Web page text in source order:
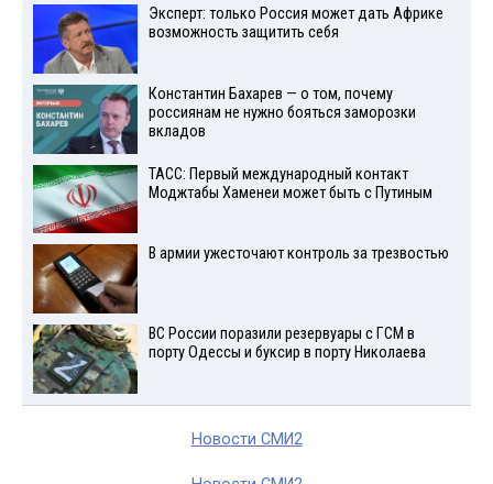
Эксперт: только Россия может дать Африке
возможность защитить себя
Константин Бахарев — о том, почему
россиянам не нужно бояться заморозки
вкладов
ТАСС: Первый международный контакт
Моджтабы Хаменеи может быть с Путиным
В армии ужесточают контроль за трезвостью
ВС России поразили резервуары с ГСМ в
порту Одессы и буксир в порту Николаева
Новости СМИ2